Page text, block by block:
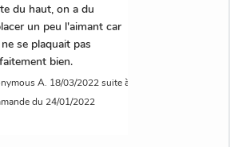
du haut, on a du
un peu l'aimant car
se plaquait pas
bien.
A. 18/03/2022suite à une
du 24/01/2022